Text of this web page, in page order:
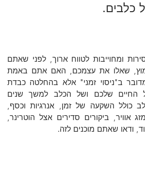
כלבים.
ומחוייבות לטווח ארוך, לפני שאתם
שאלו את עצמכם, האם אתם באמת
ב"ניסוי זמני" אלא בהחלטה כבדת
החיים שלכם ושל הכלב למשך שנים
כולל השקעה של זמן, אנרגיות וכסף,
אוויר, ביקורים סדירים אצל הוטרינר,
ודאו שאתם מוכנים לזה.